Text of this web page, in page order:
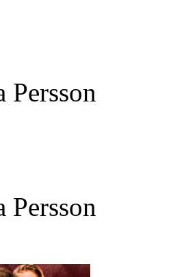
Persson
Persson